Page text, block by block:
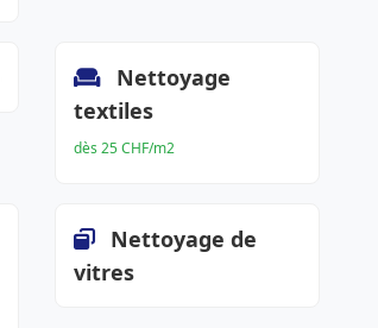
Nettoyage
textiles
dès 25 CHF/m2
Nettoyage de
vitres